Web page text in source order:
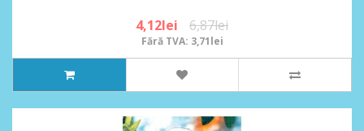
4,12lei 6,87lei
Fără TVA: 3,71lei